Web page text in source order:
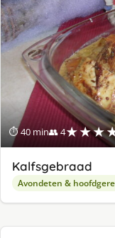
⏱ 40 min👥 4
Kalfsgebraad
Avondeten &